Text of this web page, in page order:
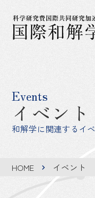
イベント
Events
和解学に関連するイ
HOME イベント